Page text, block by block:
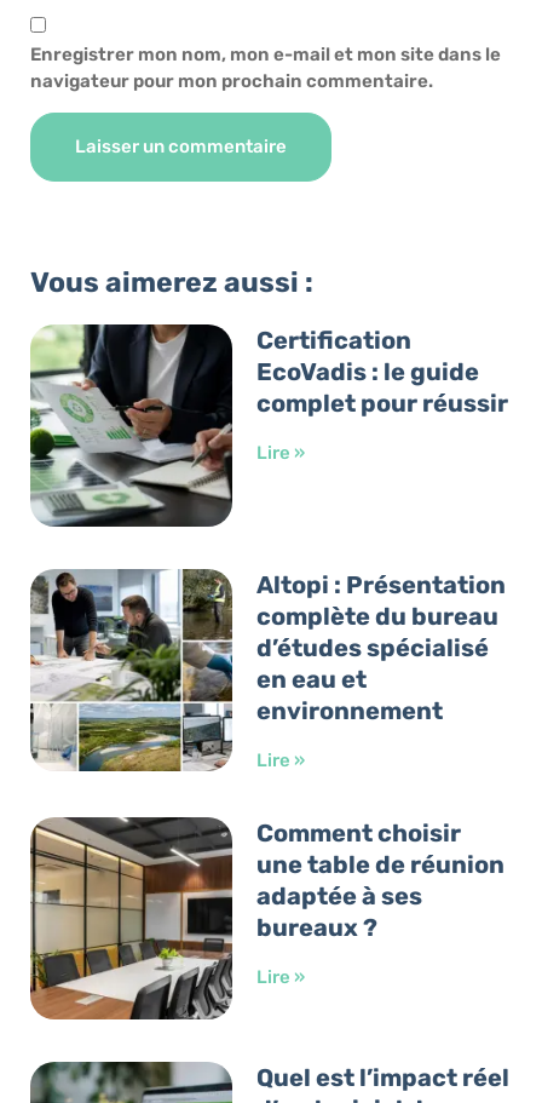
Enregistrer mon nom, mon e-mail et mon site dans le
navigateur pour mon prochain commentaire.
Vous aimerez aussi :
Certification
EcoVadis : le guide
complet pour réussir
Lire »
Altopi : Présentation
complète du bureau
d’études spécialisé
en eau et
environnement
Lire »
Comment choisir
une table de réunion
adaptée à ses
bureaux ?
Lire »
Quel est l’impact réel